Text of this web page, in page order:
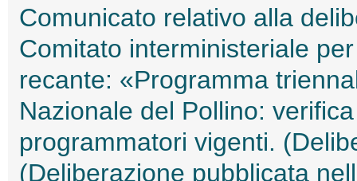
Comunicato relativo alla
Comitato interministeriale
recante: «Programma
Nazionale del Pollino:
programmatori vigenti.
(Deliberazione pubblicata